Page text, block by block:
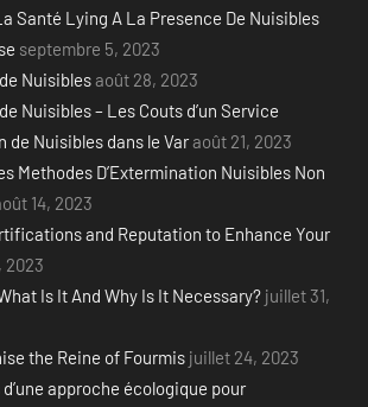
Santé Lying A La Presence De Nuisibles
septembre 5, 2023
Nuisiblesaoût 28, 2023
Nuisibles – Les Couts d’un Service
de Nuisibles dans le Varaoût 21, 2023
Methodes D’Extermination Nuisibles Non
14, 2023
and Reputation to Enhance Your
2023
Is It And Why Is It Necessary? juillet 31,
the Reine of Fourmis juillet 24, 2023
approche écologique pour